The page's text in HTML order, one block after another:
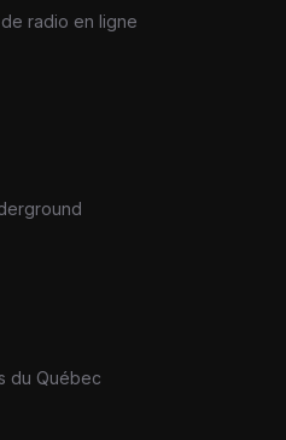
radio en ligne
du Québec